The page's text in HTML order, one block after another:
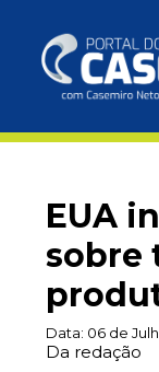
EUA
sobre
Data: 06 de
Da redação